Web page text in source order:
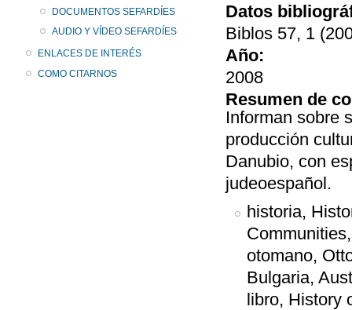
DOCUMENTOS SEFARDÍES
AUDIO Y VÍDEO SEFARDÍES
ENLACES DE INTERÉS
COMO CITARNOS
Datos
Biblos 57, 1
Año:
2008
Resumen de
Informan sobre
producción
Danubio, con
judeoespañol.
historia,
otomano,
Bulgaria,
libro, History